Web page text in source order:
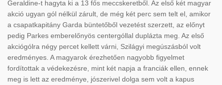
Geraldine-t hagyta ki a 13 fős meccskeretből. Az első két magyar
akció ugyan gól nélkül zárult, de még két perc sem telt el, amikor
a csapatkapitány Garda büntetőből vezetést szerzett, az előnyt
pedig Parkes emberelőnyös centergóllal duplázta meg. Az első
akciógólra négy percet kellett várni, Szilágyi megúszásból volt
eredményes. A magyarok érezhetően nagyobb figyelmet
fordítottak a védekezésre, mint két napja a franciák ellen, ennek
meg is lett az eredménye, jószerivel dolga sem volt a kapus